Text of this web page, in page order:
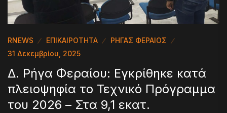
RNEWS ΕΠΙΚΑΙΡΟΤΗΤΑ
ΡΗΓΑΣ ΦΕΡΑΙΟΣ
31 Δεκεμβρίου, 2025
Δ. Ρήγα Φεραίου: Εγκρίθηκε κατά
πλειοψηφία το Τεχνικό Πρόγραμμα
του 2026 – Στα 9,1 εκατ.